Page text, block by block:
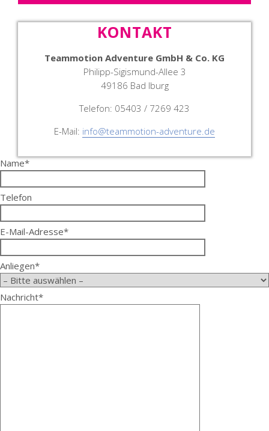
KONTAKT
Teammotion Adventure GmbH & Co. KG
Philipp-Sigismund-Allee 3
49186 Bad Iburg
Telefon: 05403 / 7269 423
E-Mail: info@teammotion-adventure.de
Name*
Telefon
E-Mail-Adresse*
Anliegen*
Nachricht*